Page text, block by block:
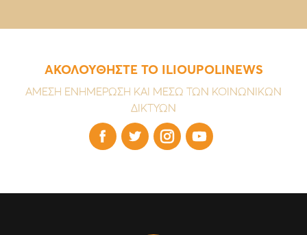
ΑΚΟΛΟΥΘΗΣΤΕ ΤΟ ILIOUPOLINEWS
ΑΜΕΣΗ ΕΝΗΜΕΡΩΣΗ ΚΑΙ ΜΕΣΩ ΤΩΝ ΚΟΙΝΩΝΙΚΩΝ
ΔΙΚΤΥΩΝ
   